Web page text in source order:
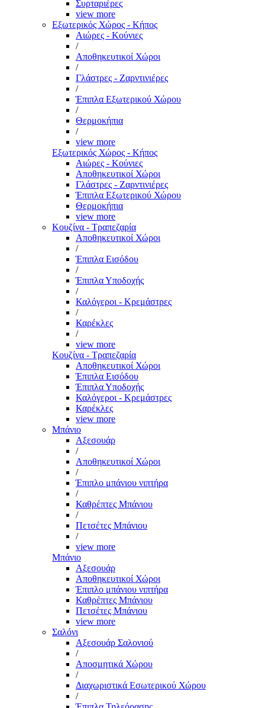
Συρταριέρες
view more
Εξωτερικός Χώρος - Κήπος
Αιώρες - Κούνιες
/
Αποθηκευτικοί Χώροι
/
Γλάστρες - Ζαρντινιέρες
/
Έπιπλα Εξωτερικού Χώρου
/
Θερμοκήπια
/
view more
Εξωτερικός Χώρος - Κήπος
Αιώρες - Κούνιες
Αποθηκευτικοί Χώροι
Γλάστρες - Ζαρντινιέρες
Έπιπλα Εξωτερικού Χώρου
Θερμοκήπια
view more
Κουζίνα - Τραπεζαρία
Αποθηκευτικοί Χώροι
/
Έπιπλα Εισόδου
/
Έπιπλα Υποδοχής
/
Καλόγεροι - Κρεμάστρες
/
Καρέκλες
/
view more
Κουζίνα - Τραπεζαρία
Αποθηκευτικοί Χώροι
Έπιπλα Εισόδου
Έπιπλα Υποδοχής
Καλόγεροι - Κρεμάστρες
Καρέκλες
view more
Μπάνιο
Αξεσουάρ
/
Αποθηκευτικοί Χώροι
/
Έπιπλο μπάνιου νιπτήρα
/
Καθρέπτες Μπάνιου
/
Πετσέτες Μπάνιου
/
view more
Μπάνιο
Αξεσουάρ
Αποθηκευτικοί Χώροι
Έπιπλο μπάνιου νιπτήρα
Καθρέπτες Μπάνιου
Πετσέτες Μπάνιου
view more
Σαλόνι
Αξεσουάρ Σαλονιού
/
Αποσμητικά Χώρου
/
Διαχωριστικά Εσωτερικού Χώρου
/